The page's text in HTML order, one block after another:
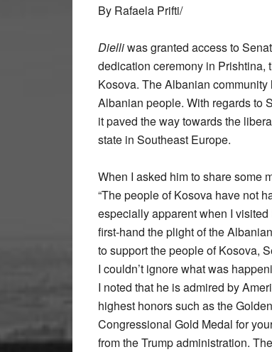
By Rafaela Prifti/
Dielliwas granted access to
dedication ceremony in Prishtina,
Kosova. The Albanian
Albanian people. With regards to
it paved the way towards the
state in Southeast Europe.
When I asked him to share some
“The people of Kosova have not
especially apparent when I
first-hand the plight of the
to support the people of Kosova,
I couldn’t ignore what was
I noted that he is admired by
highest honors such as the
Congressional Gold Medal for
from the Trump administration.